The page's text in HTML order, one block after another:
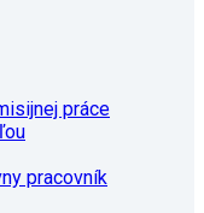
práce
pracovník